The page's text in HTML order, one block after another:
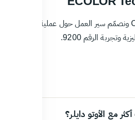
نربط نظام الاتصال بالـ CRM ونصمّم سير العمل حول عملية مبيعاتك،
وتجربة الرقم 9200.
مع الأوتو دايلر؟